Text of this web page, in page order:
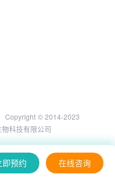
即预约 在线咨询
Copyright © 2014-2023
科技有限公司
0.115940s